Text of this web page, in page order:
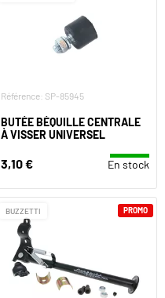
Référence: SP-85945
BUTÉE BÉQUILLE CENTRALE
À VISSER UNIVERSEL
3,10 € En stock
BUZZETTI PROMO